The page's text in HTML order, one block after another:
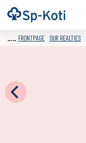
Go
to
Frontpage
FRONTPAGE OUR REALTIES